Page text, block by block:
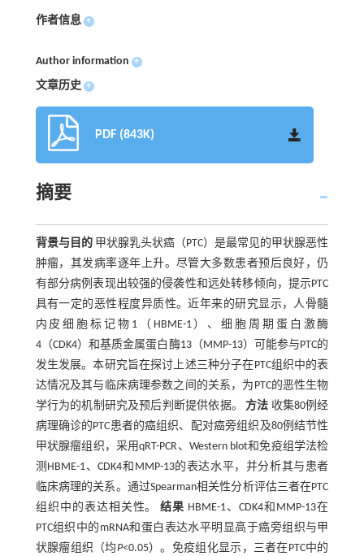
作者信息 +
Author information +
文章历史 +
PDF (843K)
摘要
背景与目的甲状腺乳头状癌（PTC）是最常见的甲状腺恶性
肿瘤，其发病率逐年上升。尽管大多数患者预后良好，仍
有部分病例表现出较强的侵袭性和远处转移倾向，提示PTC
具有一定的恶性程度异质性。近年来的研究显示，人骨髓
内皮细胞标记物1（HBME-1）、细胞周期蛋白激酶
4（CDK4）和基质金属蛋白酶13（MMP-13）可能参与PTC的
发生发展。本研究旨在探讨上述三种分子在PTC组织中的表
达情况及其与临床病理参数之间的关系，为PTC的恶性生物
学行为的机制研究及预后判断提供依据。方法 收集80例经
病理确诊的PTC患者的癌组织、配对癌旁组织及80例结节性
甲状腺瘤组织，采用qRT-PCR、Western blot和免疫组学法检
测HBME-1、CDK4和MMP-13的表达水平，并分析其与患者
临床病理的关系。通过Spearman相关性分析评估三者在PTC
组织中的表达相关性。结果 HBME-1、CDK4和MMP-13在
PTC组织中的mRNA和蛋白表达水平明显高于癌旁组织与甲
状腺瘤组织（均P<0.05）。免疫组化显示，三者在PTC中的